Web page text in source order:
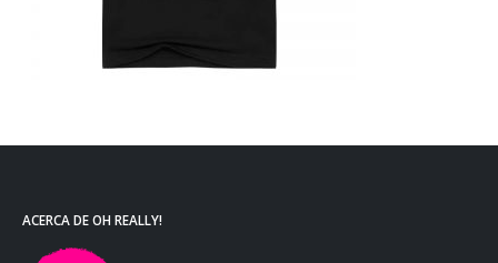
ACERCA DE OH REALLY!